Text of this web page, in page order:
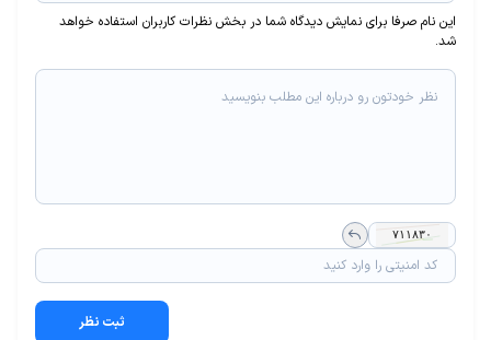
این نام صرفا برای نمایش دیدگاه شما در بخش نظرات کاربران استفاده خواهد
شد.
ثبت نظر